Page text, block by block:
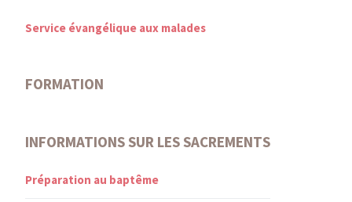
Service évangélique aux malades
FORMATION
INFORMATIONS SUR LES SACREMENTS
Préparation au baptême